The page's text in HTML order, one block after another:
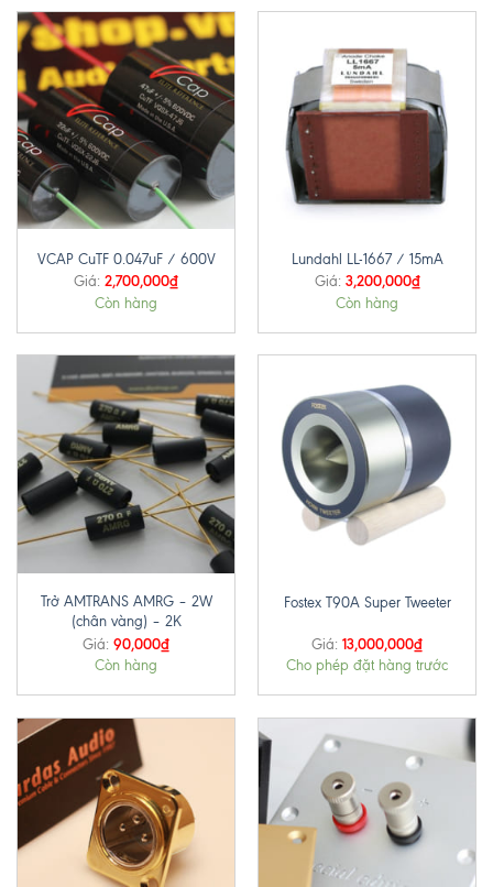
VCAP CuTF 0.047uF / 600V
Giá: 2,700,000₫
Còn hàng
Lundahl LL-1667 / 15mA
Giá: 3,200,000₫
Còn hàng
Trở AMTRANS AMRG – 2W
(chân vàng) – 2K
Giá: 90,000₫
Còn hàng
Fostex T90A Super Tweeter
Giá: 13,000,000₫
Cho phép đặt hàng trước